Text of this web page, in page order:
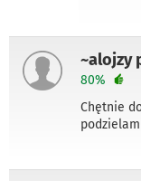
~alojzy
80%
Chętnie